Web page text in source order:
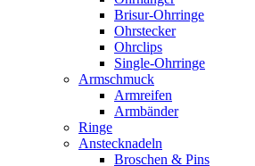
Brisur-Ohrringe
Ohrstecker
Ohrclips
Single-Ohrringe
Armschmuck
Armreifen
Armbänder
Ringe
Anstecknadeln
Broschen & Pins